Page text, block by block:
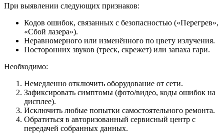
При выявлении следующих признаков:
Кодов ошибок, связанных с безопасностью («Перегрев»,
«Сбой лазера»).
Неравномерного или изменённого по цвету излучения.
Посторонних звуков (треск, скрежет) или запаха гари.
Необходимо:
Немедленно отключить оборудование от сети.
Зафиксировать симптомы (фото/видео, коды ошибок на
дисплее).
Исключить любые попытки самостоятельного ремонта.
Обратиться в авторизованный сервисный центр с
передачей собранных данных.